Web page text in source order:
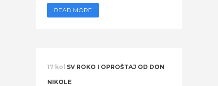
READ MORE
17 kol SV ROKO I OPROŠTAJ OD DON
NIKOLE